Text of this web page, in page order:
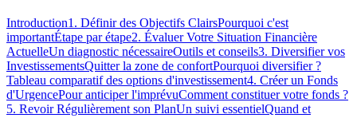
Introduction1. Définir des Objectifs ClairsPourquoi c'est
importantÉtape par étape2. Évaluer Votre Situation Financière
ActuelleUn diagnostic nécessaireOutils et conseils3. Diversifier vos
InvestissementsQuitter la zone de confortPourquoi diversifier ?
Tableau comparatif des options d'investissement4. Créer un Fonds
d'UrgencePour anticiper l'imprévuComment constituer votre fonds ?
5. Revoir Régulièrement son PlanUn suivi essentielQuand et